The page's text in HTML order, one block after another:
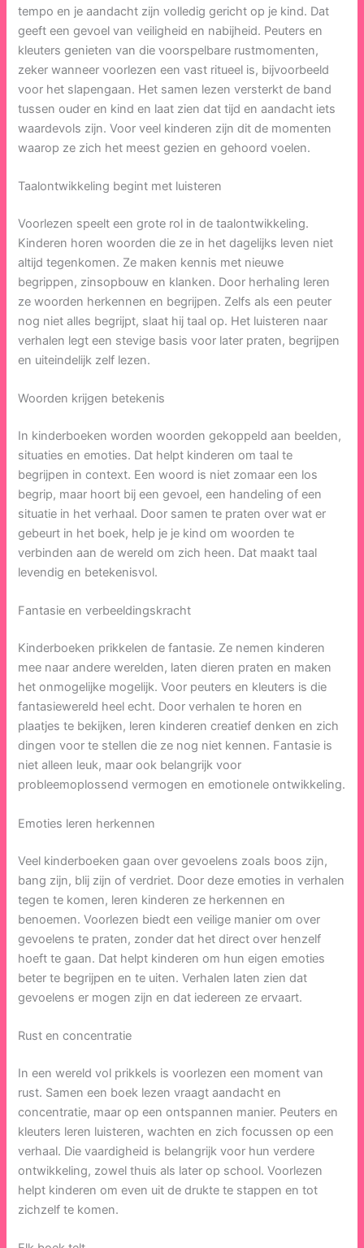
tempo en je aandacht zijn volledig gericht op je kind. Dat
geeft een gevoel van veiligheid en nabijheid. Peuters en
kleuters genieten van die voorspelbare rustmomenten,
zeker wanneer voorlezen een vast ritueel is, bijvoorbeeld
voor het slapengaan. Het samen lezen versterkt de band
tussen ouder en kind en laat zien dat tijd en aandacht iets
waardevols zijn. Voor veel kinderen zijn dit de momenten
waarop ze zich het meest gezien en gehoord voelen.
Taalontwikkeling begint met luisteren
Voorlezen speelt een grote rol in de taalontwikkeling.
Kinderen horen woorden die ze in het dagelijks leven niet
altijd tegenkomen. Ze maken kennis met nieuwe
begrippen, zinsopbouw en klanken. Door herhaling leren
ze woorden herkennen en begrijpen. Zelfs als een peuter
nog niet alles begrijpt, slaat hij taal op. Het luisteren naar
verhalen legt een stevige basis voor later praten, begrijpen
en uiteindelijk zelf lezen.
Woorden krijgen betekenis
In kinderboeken worden woorden gekoppeld aan beelden,
situaties en emoties. Dat helpt kinderen om taal te
begrijpen in context. Een woord is niet zomaar een los
begrip, maar hoort bij een gevoel, een handeling of een
situatie in het verhaal. Door samen te praten over wat er
gebeurt in het boek, help je je kind om woorden te
verbinden aan de wereld om zich heen. Dat maakt taal
levendig en betekenisvol.
Fantasie en verbeeldingskracht
Kinderboeken prikkelen de fantasie. Ze nemen kinderen
mee naar andere werelden, laten dieren praten en maken
het onmogelijke mogelijk. Voor peuters en kleuters is die
fantasiewereld heel echt. Door verhalen te horen en
plaatjes te bekijken, leren kinderen creatief denken en zich
dingen voor te stellen die ze nog niet kennen. Fantasie is
niet alleen leuk, maar ook belangrijk voor
probleemoplossend vermogen en emotionele ontwikkeling.
Emoties leren herkennen
Veel kinderboeken gaan over gevoelens zoals boos zijn,
bang zijn, blij zijn of verdriet. Door deze emoties in verhalen
tegen te komen, leren kinderen ze herkennen en
benoemen. Voorlezen biedt een veilige manier om over
gevoelens te praten, zonder dat het direct over henzelf
hoeft te gaan. Dat helpt kinderen om hun eigen emoties
beter te begrijpen en te uiten. Verhalen laten zien dat
gevoelens er mogen zijn en dat iedereen ze ervaart.
Rust en concentratie
In een wereld vol prikkels is voorlezen een moment van
rust. Samen een boek lezen vraagt aandacht en
concentratie, maar op een ontspannen manier. Peuters en
kleuters leren luisteren, wachten en zich focussen op een
verhaal. Die vaardigheid is belangrijk voor hun verdere
ontwikkeling, zowel thuis als later op school. Voorlezen
helpt kinderen om even uit de drukte te stappen en tot
zichzelf te komen.